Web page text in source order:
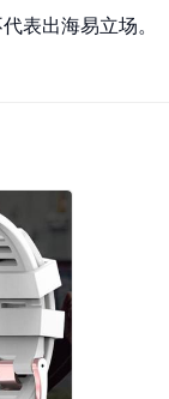
表出海易立场。